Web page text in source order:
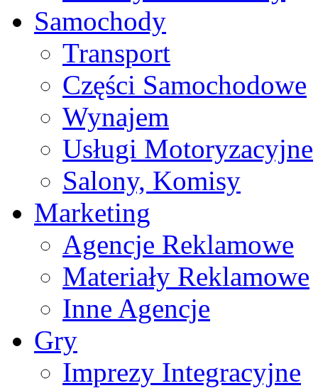
Samochody
Transport
Części Samochodowe
Wynajem
Usługi Motoryzacyjne
Salony, Komisy
Marketing
Agencje Reklamowe
Materiały Reklamowe
Inne Agencje
Gry
Imprezy Integracyjne